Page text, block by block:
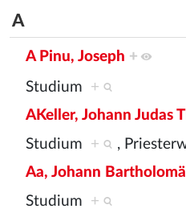
A
A Pinu, Joseph +
Studium +
AKeller, Johann Judas
Studium + ,
Aa, Johann
Studium +